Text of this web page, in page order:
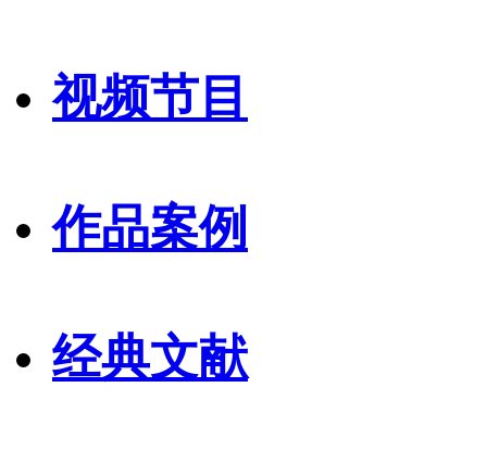
视频节目
作品案例
经典文献